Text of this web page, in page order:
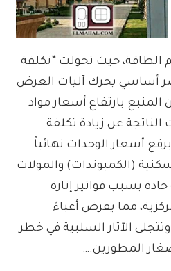
الطاقة، حيث تحولت “تكلفة
أساسي يحرك آليات العرض
بارتفاع أسعار مواد
الناتجة عن زيادة تكلفة
أسعار الوحدات نهائياً.
(الكمبوندات) والمولات
بسبب فواتير إنارة
مما يفرض أعباءً
الآثار السلبية في خطر
المطورين.…